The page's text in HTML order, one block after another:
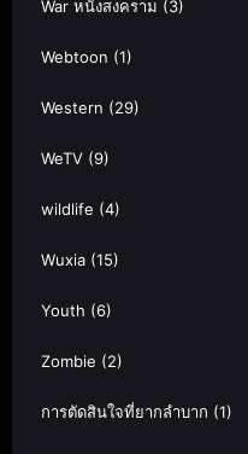
War หนังสงคราม (3)
Webtoon (1)
Western (29)
WeTV (9)
wildlife (4)
Wuxia (15)
Youth (6)
Zombie (2)
การตัดสินใจที่ยากลำบาก (1)